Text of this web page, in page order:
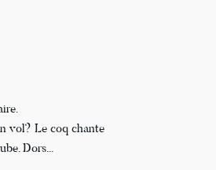
vol? Le coq chante
Dors...